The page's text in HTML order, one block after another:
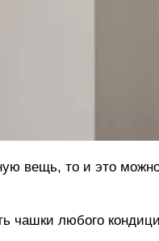
вещь, то и это
чашки любого